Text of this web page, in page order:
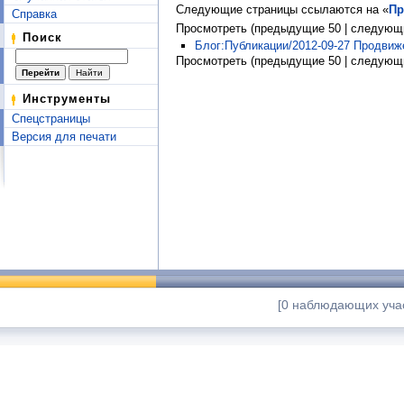
Справка
Поиск
Инструменты
Спецстраницы
Версия для печати
Следующие страницы ссылаются на «
Просмотреть (предыдущие 50 |
Блог:Публикации/2012-09-27
Просмотреть (предыдущие 50 |
[0 наблюдающих